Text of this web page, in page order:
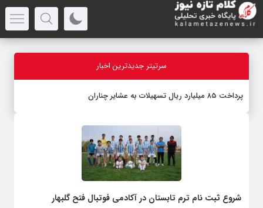
سرتیتر جدیدترین اخبار
پرداخت ۸۵ میلیارد ریال تسهیلات به عشایر چناران
شروع ثبت نام ترم تابستان در آکادمی فوتبال فتح گلبهار